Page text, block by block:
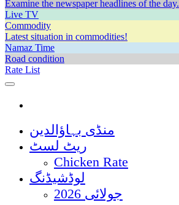
Examine the newspaper headlines of the day.
Live TV
Commodity
Latest situation in commodities!
Namaz Time
Road condition
Rate List
منڈی بہاؤالدین
ریٹ لسٹ
Chicken Rate
لوڈشیڈنگ
جولائی 2026